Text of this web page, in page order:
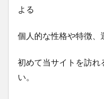
よる
個人的な性格や特徴、
初めて当サイトを訪れ
い。